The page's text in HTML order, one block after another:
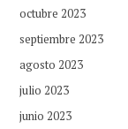
octubre 2023
septiembre 2023
agosto 2023
julio 2023
junio 2023